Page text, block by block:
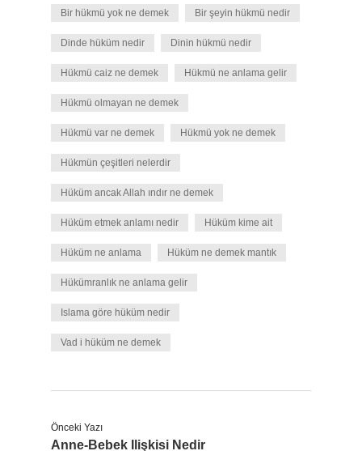
Bir hükmü yok ne demek Bir şeyin hükmü nedir
Dinde hüküm nedir Dinin hükmü nedir
Hükmü caiz ne demek Hükmü ne anlama gelir
Hükmü olmayan ne demek
Hükmü var ne demek Hükmü yok ne demek
Hükmün çeşitleri nelerdir
Hüküm ancak Allah ındır ne demek
Hüküm etmek anlamı nedir Hüküm kime ait
Hüküm ne anlama Hüküm ne demek mantık
Hükümranlık ne anlama gelir
Islama göre hüküm nedir
Vad i hüküm ne demek
Önceki Yazı
Anne-Bebek Ilişkisi Nedir